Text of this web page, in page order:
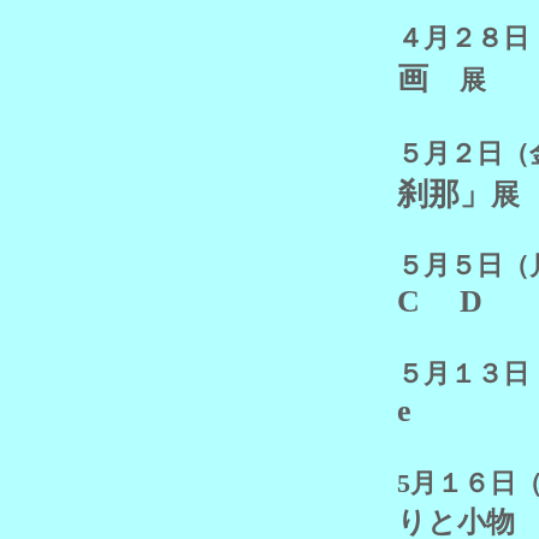
４月２８
画 展
５月２
刹那」 展
５月５日
C D
５月１３
e
5月１６
りと小物